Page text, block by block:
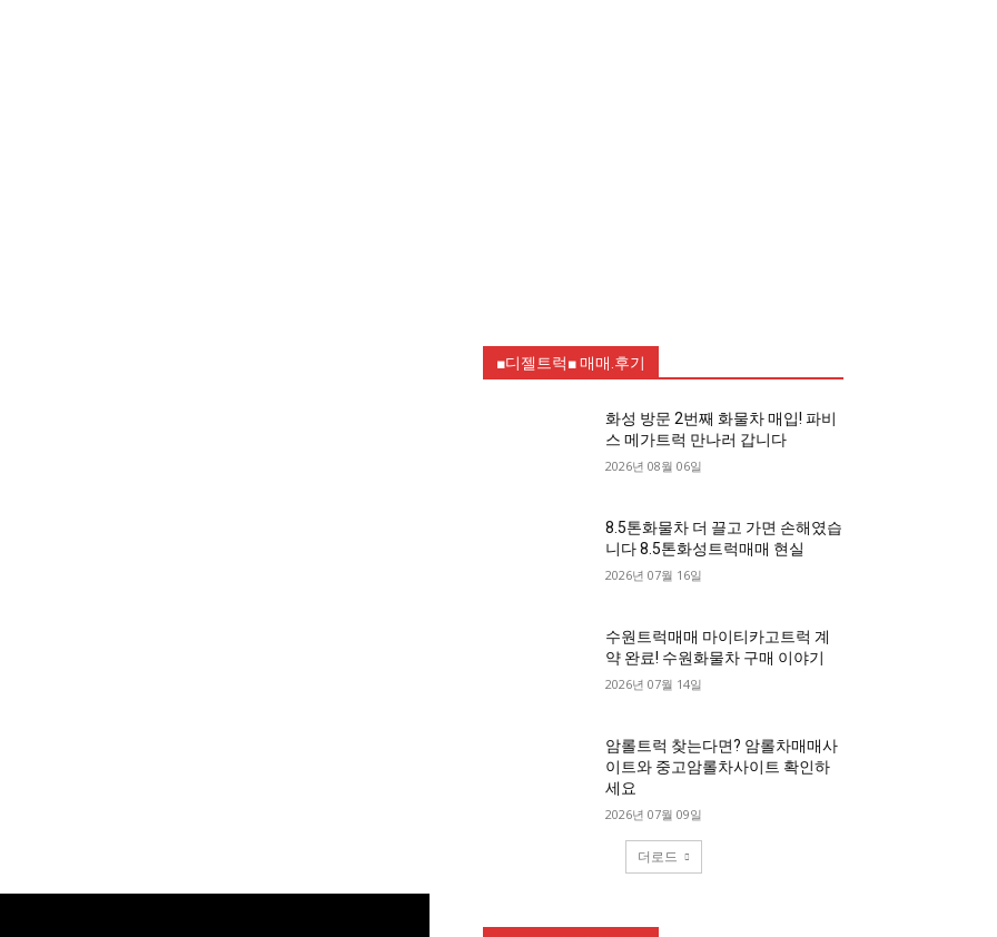
■디젤트럭■ 매매.후기
화성 방문 2번째 화물차 매입! 파비
스 메가트럭 만나러 갑니다
2026년 08월 06일
8.5톤화물차 더 끌고 가면 손해였습
니다 8.5톤화성트럭매매 현실
2026년 07월 16일
수원트럭매매 마이티카고트럭 계
약 완료! 수원화물차 구매 이야기
2026년 07월 14일
암롤트럭 찾는다면? 암롤차매매사
이트와 중고암롤차사이트 확인하
세요
2026년 07월 09일
더로드